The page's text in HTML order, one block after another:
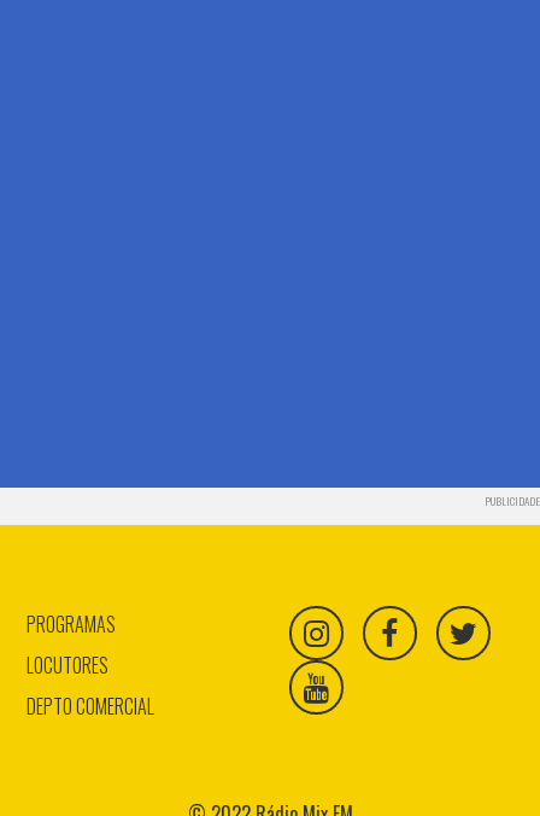
PUBLICIDADE
PROGRAMAS
LOCUTORES
DEPTO COMERCIAL